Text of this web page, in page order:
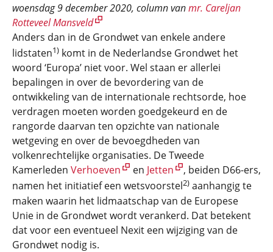
woensdag 9 december 2020, column vanmr. Careljan
Rotteveel Mansveld
Anders dan in de Grondwet van enkele andere
lidstaten1) komt in de Nederlandse Grondwet het
woord ‘Europa’ niet voor. Wel staan er allerlei
bepalingen in over de bevordering van de
ontwikkeling van de internationale rechtsorde, hoe
verdragen moeten worden goedgekeurd en de
rangorde daarvan ten opzichte van nationale
wetgeving en over de bevoegdheden van
volkenrechtelijke organisaties. De Tweede
Kamerleden Verhoeven en Jetten
, beiden D66-ers,
namen het initiatief een wetsvoorstel2) aanhangig te
maken waarin het lidmaatschap van de Europese
Unie in de Grondwet wordt verankerd. Dat betekent
dat voor een eventueel Nexit een wijziging van de
Grondwet nodig is.